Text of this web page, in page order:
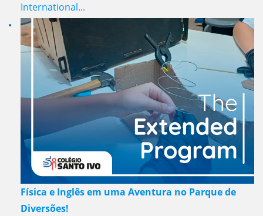
International...
Física e Inglês em uma Aventura no Parque de
Diversões!